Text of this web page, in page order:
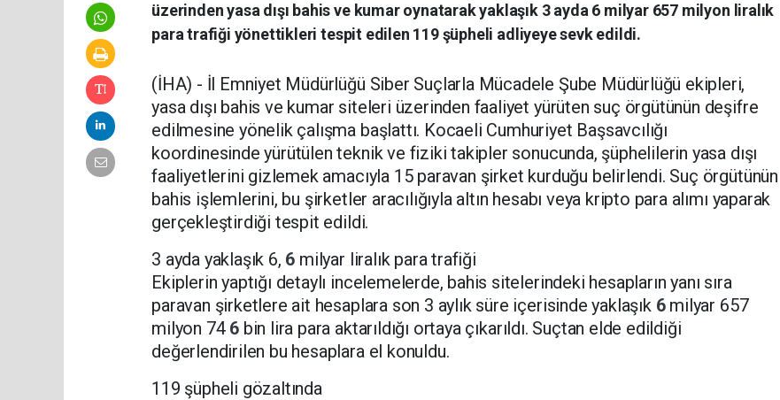
üzerinden yasa dışı bahis ve kumar oynatarak yaklaşık 3 ayda 6 milyar 657 milyon liralık
para trafiği yönettikleri tespit edilen 119 şüpheli adliyeye sevk edildi.
(İHA) - İl Emniyet Müdürlüğü Siber Suçlarla Mücadele Şube Müdürlüğü ekipleri,
yasa dışı bahis ve kumar siteleri üzerinden faaliyet yürüten suç örgütünün deşifre
edilmesine yönelik çalışma başlattı. Kocaeli Cumhuriyet Başsavcılığı
koordinesinde yürütülen teknik ve fiziki takipler sonucunda, şüphelilerin yasa dışı
faaliyetlerini gizlemek amacıyla 15 paravan şirket kurduğu belirlendi. Suç örgütünün
bahis işlemlerini, bu şirketler aracılığıyla altın hesabı veya kripto para alımı yaparak
gerçekleştirdiği tespit edildi.
3 ayda yaklaşık 6, 6 milyar liralık para trafiği
Ekiplerin yaptığı detaylı incelemelerde, bahis sitelerindeki hesapların yanı sıra
paravan şirketlere ait hesaplara son 3 aylık süre içerisinde yaklaşık 6 milyar 657
milyon 74 6 bin lira para aktarıldığı ortaya çıkarıldı. Suçtan elde edildiği
değerlendirilen bu hesaplara el konuldu.
119 şüpheli gözaltında